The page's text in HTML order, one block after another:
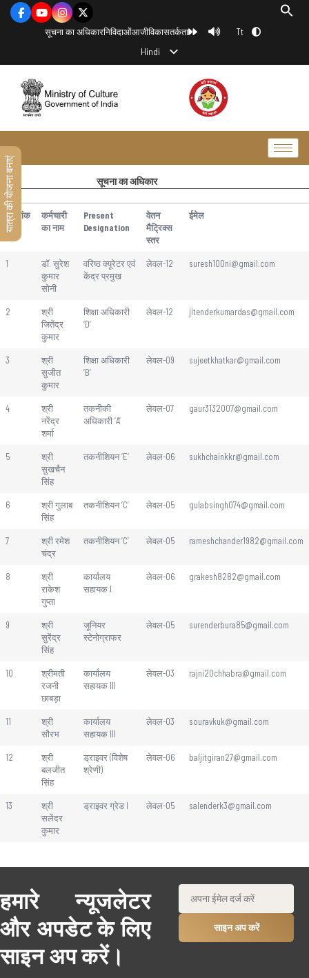
सूचना का अधिकारनिविदाओंआजीविकासतर्कता Tt
Hindi
सूचना का अधिकार
क्रमांक
कर्मचारी
का नाम
Present
Designation
वेतन
मैट्रिक्स
स्तर
ईमेल
1
डॉ. सुरेश
कुमार
सोनी
वरिष्ठ क्यूरेटर एवं
केंद्र प्रमुख
लेवल-12 suresh100ni@gmail.com
2
श्री
जितेंद्र
कुमार
शिक्षा अधिकारी
‘D’
लेवल-12 jitenderkumardas@gmail.com
3
श्री
सुजीत
कुमार
शिक्षा अधिकारी
‘B’
लेवल-09 sujeetkhatkar@gmail.com
4
श्री
नरेंद्र
शर्मा
तकनीकी
अधिकारी ‘A’
लेवल-07 gaur3132007@gmail.com
5
श्री
सुखचैन
सिंह
तकनीशियन ‘E’ लेवल-06 sukhchainkkr@gmail.com
6
श्री गुलाब
सिंह
तकनीशियन ‘C’ लेवल-05 gulabsingh074@gmail.com
7
श्री रमेश
चंद्र
तकनीशियन ‘C’ लेवल-05 rameshchander1982@gmail.com
8
श्री
राकेश
गुप्ता
कार्यालय
सहायक I
लेवल-06 grakesh8282@gmail.com
9
श्री
सुरेंद्र
सिंह
जूनियर
स्टेनोग्राफर
लेवल-05 surenderbura85@gmail.com
10
श्रीमती
रजनी
छाबड़ा
कार्यालय
सहायक III
लेवल-03 rajni20chhabra@gmail.com
11
श्री
सौरभ
कार्यालय
सहायक III
लेवल-03 souravkuk@gmail.com
12
श्री
बलजीत
सिंह
ड्राइवर (विशेष
श्रेणी)
लेवल-06 baljitgiran27@gmail.com
13
श्री
सलेंदर
कुमार
ड्राइवर ग्रेड I लेवल-05 salenderk3@gmail.com
हमारे न्यूजलेटर
और अपडेट के लिए
साइन अप करें।
यात्रा की योजना बनाएं